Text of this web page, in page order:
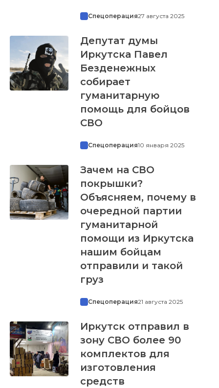
Спецоперация27 августа 2025
Депутат думы
Иркутска Павел
Безденежных
собирает
гуманитарную
помощь для бойцов
СВО
Спецоперация10 января 2025
Зачем на СВО
покрышки?
Объясняем, почему в
очередной партии
гуманитарной
помощи из Иркутска
нашим бойцам
отправили и такой
груз
Спецоперация21 августа 2025
Иркутск отправил в
зону СВО более 90
комплектов для
изготовления
средств